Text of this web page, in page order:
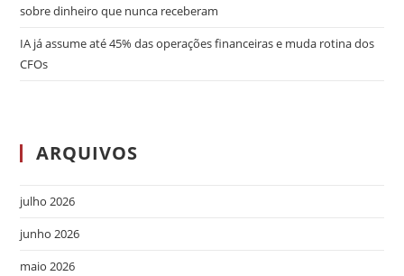
sobre dinheiro que nunca receberam
IA já assume até 45% das operações financeiras e muda rotina dos
CFOs
ARQUIVOS
julho 2026
junho 2026
maio 2026